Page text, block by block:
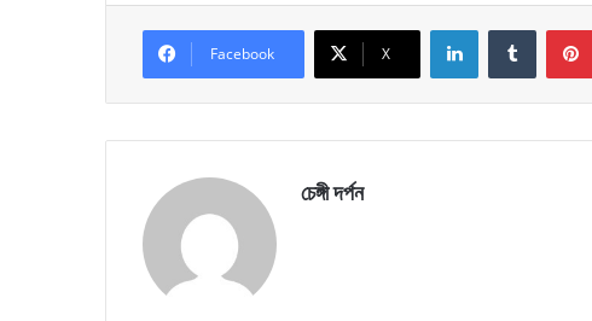
Facebook X
LinkedInTumblr
চেঙ্গী দর্পন